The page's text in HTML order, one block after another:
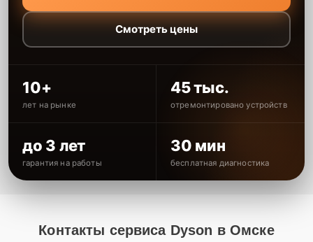
Смотреть цены
10+
лет на рынке
45 тыс.
отремонтировано устройств
до 3 лет
гарантия на работы
30 мин
бесплатная диагностика
Контакты сервиса Dyson в Омске